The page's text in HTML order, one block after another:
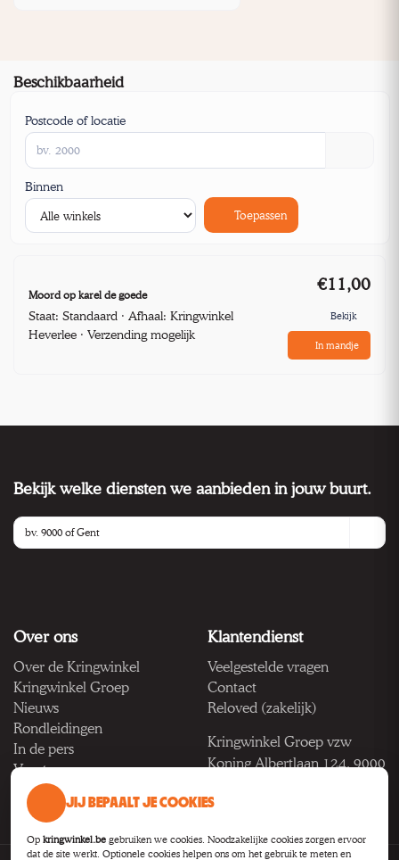
Beschikbaarheid
Postcode of locatie
Binnen
Toepassen
Moord op karel de goede
Staat: Standaard · Afhaal: Kringwinkel
Heverlee · Verzending mogelijk
€11,00
Bekijk
In mandje
Bekijk welke diensten we aanbieden in jouw buurt.
Over ons
Over de Kringwinkel
Kringwinkel Groep
Nieuws
Rondleidingen
In de pers
Vacatures
Klantendienst
Veelgestelde vragen
Contact
Reloved (zakelijk)
Kringwinkel Groep vzw
Koning Albertlaan 124, 9000
BTW BE 1033.922.208
JIJ BEPAALT JE COOKIES
Op kringwinkel.be gebruiken we cookies. Noodzakelijke cookies zorgen ervoor
dat de site werkt. Optionele cookies helpen ons om het gebruik te meten en